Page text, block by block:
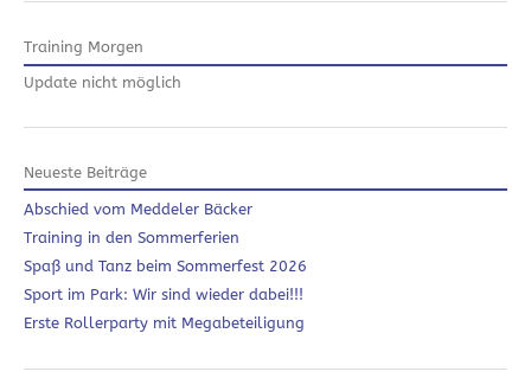
Training Morgen
Update nicht möglich
Neueste Beiträge
Abschied vom Meddeler Bäcker
Training in den Sommerferien
Spaß und Tanz beim Sommerfest 2026
Sport im Park: Wir sind wieder dabei!!!
Erste Rollerparty mit Megabeteiligung